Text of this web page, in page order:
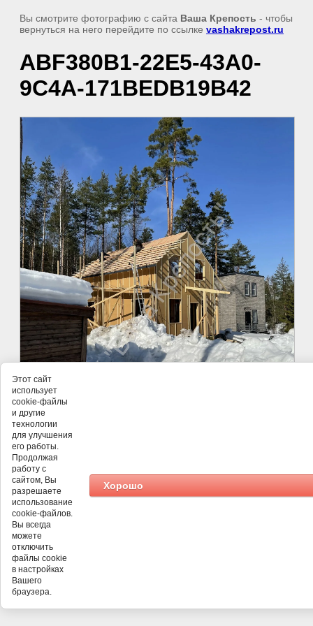
Вы смотрите фотографию с сайта Ваша Крепость - чтобы
вернуться на него перейдите по ссылке vashakrepost.ru
ABF380B1-22E5-43A0-
9C4A-171BEDB19B42
©Ваша Крепость
Этот сайт
использует
cookie-файлы
и другие
технологии
для улучшения
его работы.
Продолжая
работу с
сайтом, Вы
разрешаете
использование
cookie-файлов.
Вы всегда
можете
отключить
файлы cookie
в настройках
Вашего
браузера.
Хорошо